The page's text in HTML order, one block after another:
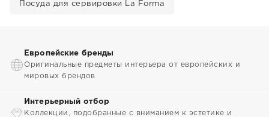
Посуда для сервировки La Forma
Европейские бренды
Оригинальные предметы интерьера от европейских и
мировых брендов
Интерьерный отбор
Коллекции, подобранные с вниманием к эстетике и